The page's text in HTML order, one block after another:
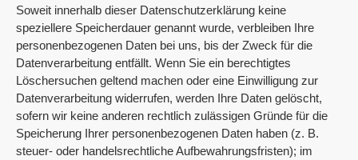
Soweit innerhalb dieser Datenschutzerklärung keine
speziellere Speicherdauer genannt wurde, verbleiben Ihre
personenbezogenen Daten bei uns, bis der Zweck für die
Datenverarbeitung entfällt. Wenn Sie ein berechtigtes
Löschersuchen geltend machen oder eine Einwilligung zur
Datenverarbeitung widerrufen, werden Ihre Daten gelöscht,
sofern wir keine anderen rechtlich zulässigen Gründe für die
Speicherung Ihrer personenbezogenen Daten haben (z. B.
steuer- oder handelsrechtliche Aufbewahrungsfristen); im